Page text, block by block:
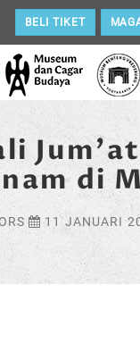
BELI TIKET
di
11 JANUARI